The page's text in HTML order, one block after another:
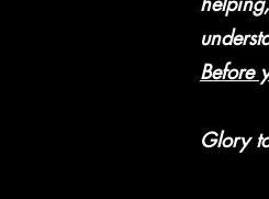
Before
Glory